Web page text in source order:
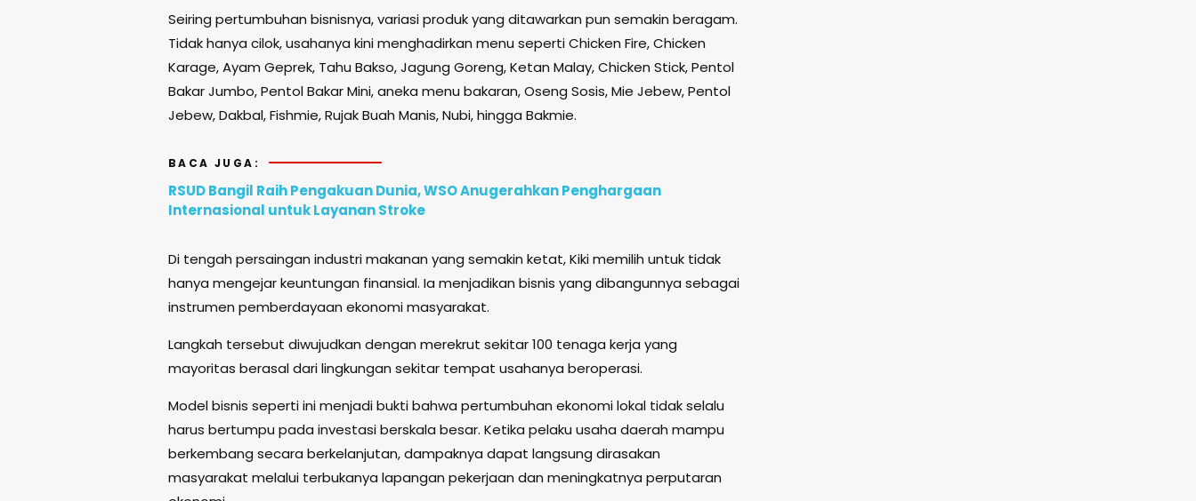
Seiring pertumbuhan bisnisnya, variasi produk yang ditawarkan pun semakin beragam.
Tidak hanya cilok, usahanya kini menghadirkan menu seperti Chicken Fire, Chicken
Karage, Ayam Geprek, Tahu Bakso, Jagung Goreng, Ketan Malay, Chicken Stick, Pentol
Bakar Jumbo, Pentol Bakar Mini, aneka menu bakaran, Oseng Sosis, Mie Jebew, Pentol
Jebew, Dakbal, Fishmie, Rujak Buah Manis, Nubi, hingga Bakmie.
BACA JUGA:
RSUD Bangil Raih Pengakuan Dunia, WSO Anugerahkan Penghargaan
Internasional untuk Layanan Stroke
Di tengah persaingan industri makanan yang semakin ketat, Kiki memilih untuk tidak
hanya mengejar keuntungan finansial. Ia menjadikan bisnis yang dibangunnya sebagai
instrumen pemberdayaan ekonomi masyarakat.
Langkah tersebut diwujudkan dengan merekrut sekitar 100 tenaga kerja yang
mayoritas berasal dari lingkungan sekitar tempat usahanya beroperasi.
Model bisnis seperti ini menjadi bukti bahwa pertumbuhan ekonomi lokal tidak selalu
harus bertumpu pada investasi berskala besar. Ketika pelaku usaha daerah mampu
berkembang secara berkelanjutan, dampaknya dapat langsung dirasakan
masyarakat melalui terbukanya lapangan pekerjaan dan meningkatnya perputaran